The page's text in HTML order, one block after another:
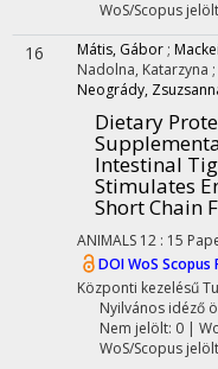
WoS/Scopus
16 Mátis, Gábor ;
Nadolna, Katarzyna ;
Neogrády,
Dietary
Intestinal
Stimulates
Short Chain
ANIMALS 12 : 15
DOIWoS Scopus
Központi kezelésű
Nyilvános idéző
Nem jelölt: 0 |
WoS/Scopus